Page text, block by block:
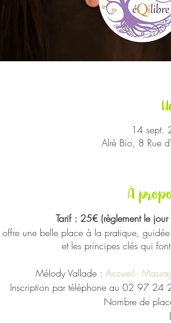
14
Alré Bio, 8 Rue
À
Tarif : 25€ (règlement le
une belle place à la pratique,
et les principes clés qui
Mélody Vallade : Accueil -
Inscription par téléphone au 02 97 24
Nombre de